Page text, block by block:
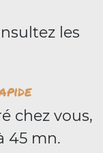
les
chez vous,
45 mn.